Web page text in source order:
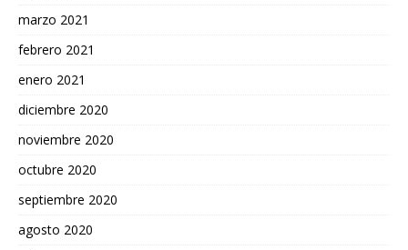
marzo 2021
febrero 2021
enero 2021
diciembre 2020
noviembre 2020
octubre 2020
septiembre 2020
agosto 2020